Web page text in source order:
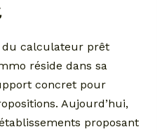
du calculateur prêt
réside dans sa
concret pour
Aujourd’hui,
proposant